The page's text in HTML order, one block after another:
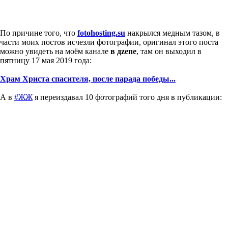
По причине того, что fotohosting.su накрылся медным тазом, в
части моих постов исчезли фотографии, оригинал этого поста
можно увидеть на моём канале в дzenе, там он выходил в
пятницу 17 мая 2019 года:
Храм Христа спасителя, после парада победы...
А в #ЖЖ я переиздавал 10 фотографий того дня в публикации: